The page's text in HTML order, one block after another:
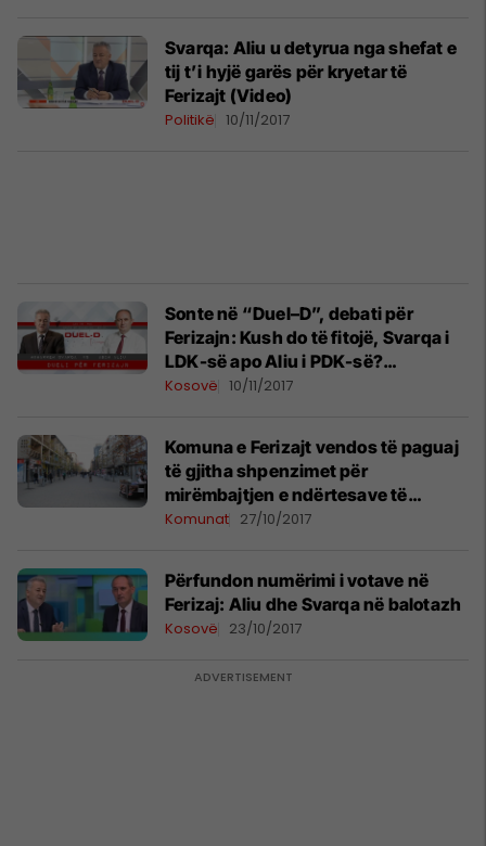
Svarqa: Aliu u detyrua nga shefat e
tij t’i hyjë garës për kryetar të
Ferizajt (Video)
Politikë 10/11/2017
Sonte në “Duel–D”, debati për
Ferizajn: Kush do të fitojë, Svarqa i
LDK-së apo Aliu i PDK-së?
(Sondazhi)
Kosovë 10/11/2017
Komuna e Ferizajt vendos të paguaj
të gjitha shpenzimet për
mirëmbajtjen e ndërtesave të
banimit kolektiv
Komunat 27/10/2017
Përfundon numërimi i votave në
Ferizaj: Aliu dhe Svarqa në balotazh
Kosovë 23/10/2017